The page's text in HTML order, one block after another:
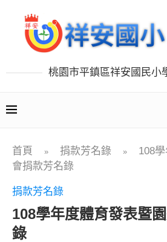
桃園市平鎮區祥安國民小
首頁 » 捐款芳名錄 »
108
會捐款芳名錄
捐款芳名錄
108學年度體育發表暨
錄